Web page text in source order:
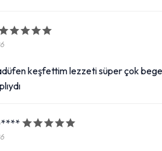
keşfettim lezzeti süper çok